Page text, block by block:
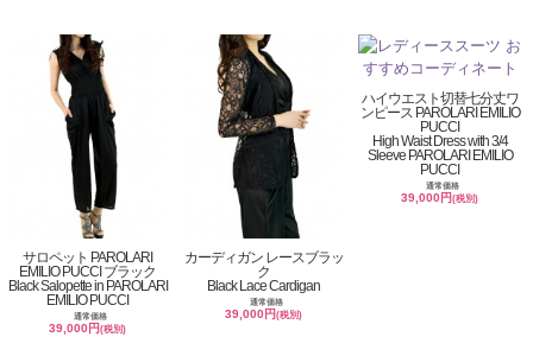
サロペット PAROLARI
EMILIO PUCCI ブラック
Black Salopette in PAROLARI
EMILIO PUCCI
通常価格
39,000円(税別)
カーディガン レースブラッ
ク
Black Lace Cardigan
通常価格
39,000円(税別)
ハイウエスト切替七分丈ワ
ンピース PAROLARI EMILIO
PUCCI
High Waist Dress with 3/4
Sleeve PAROLARI EMILIO
PUCCI
通常価格
39,000円(税別)